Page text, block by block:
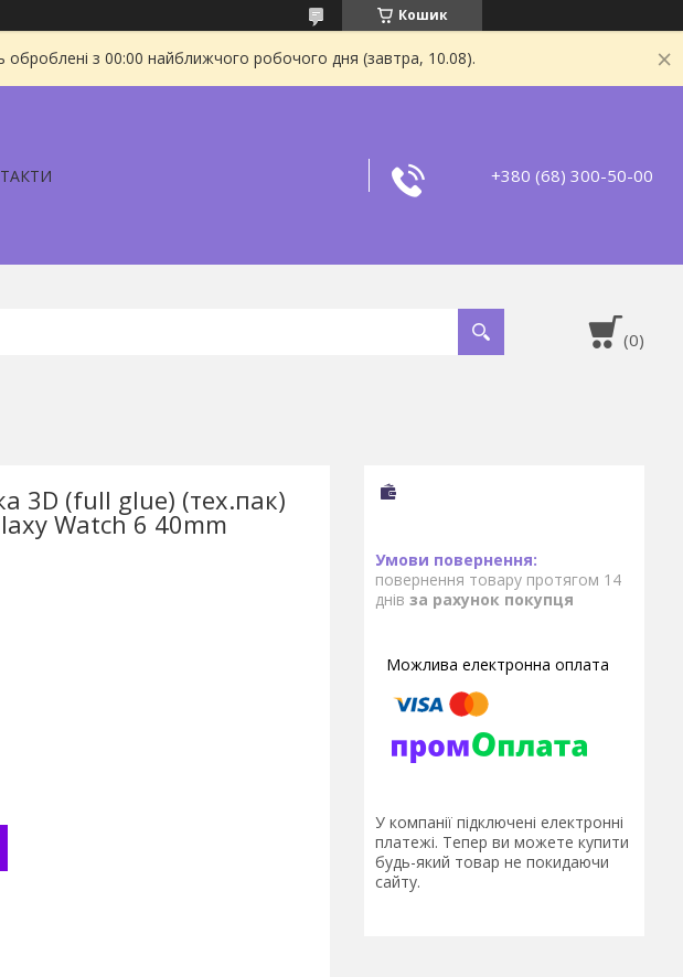
Кошик
з 00:00 найближчого робочого дня (завтра, 10.08).
+380 (68) 300-50-00
3D (full glue) (тех.пак)
Watch 6 40mm
повернення товару протягом 14
днів за рахунок покупця
У компанії підключені електронні
платежі. Тепер ви можете купити
будь-який товар не покидаючи
сайту.